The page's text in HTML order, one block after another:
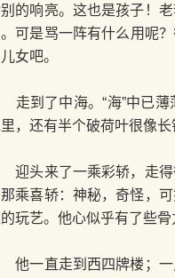
的响亮。这也是孩子！
可是骂一阵有什么用呢
女吧。
了中海。“海”中已薄薄
，还有半个破荷叶很像长
来了一乘彩轿，走得很
乘喜轿：神秘，奇怪，
玩艺。他心似乎有了些
直走到西四牌楼；一点